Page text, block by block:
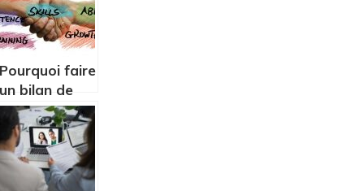
Pourquoi faire
un bilan de
compétences?